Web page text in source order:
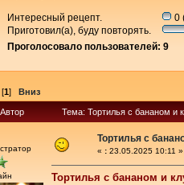
Интересный рецепт.
0
Приготовил(а), буду повторять.
Проголосовало пользователей: 9
[1] Вниз
Автор Тема: Тортилья с бананом и
Тортилья с
« : 23.05.2025 10:11 »
Тортилья с бананом и